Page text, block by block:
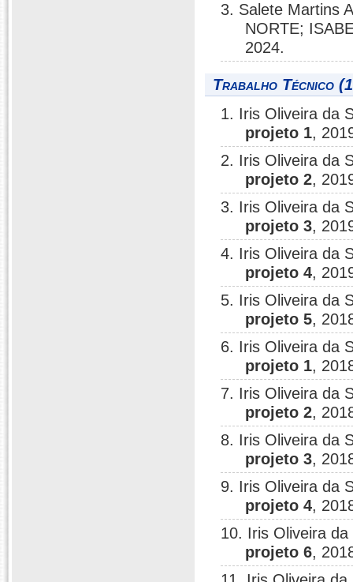
3. Salete Martins
NORTE;
2024.
Trabalho Técnico
1. Iris Oliveira da
projeto 1,
2. Iris Oliveira da
projeto 2,
3. Iris Oliveira da
projeto 3,
4. Iris Oliveira da
projeto 4,
5. Iris Oliveira da
projeto 5,
6. Iris Oliveira da
projeto 1,
7. Iris Oliveira da
projeto 2,
8. Iris Oliveira da
projeto 3,
9. Iris Oliveira da
projeto 4,
10. Iris Oliveira
projeto 6,